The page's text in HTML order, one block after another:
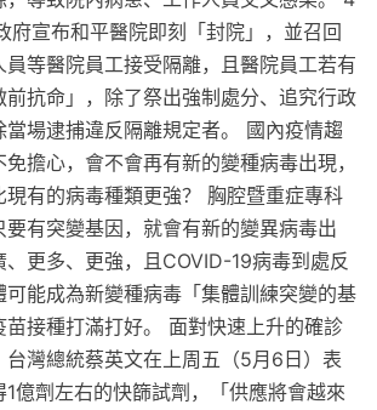
府宣布和平醫院即刻「封院」，並召回
員等醫院員工接受隔離，且醫院員工若有
前抗命」，除了祭出強制處分、追究行政
當場逮捕違反隔離規定者。 國內疫情趨
擔心，會不會再有新的變種病毒出現，
有的病毒種類更強？ 胸腔暨重症專科
有突變基因，就會有新的變異病毒出
更多、更強，且COVID-19病毒到處反
能成為新變種病毒「集體訓練突變的基
接種打滿打好。 面對快速上升的確診
台灣總統蔡英文在上周五（5月6日）表
億劑左右的快篩試劑，「供應將會越來